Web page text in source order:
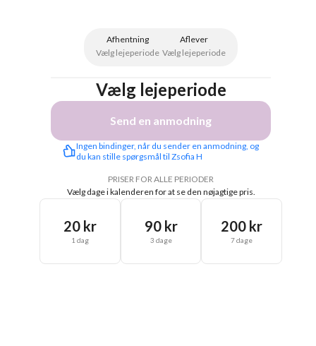
Afhentning
Vælg lejeperiode
Aflever
Vælg lejeperiode
Vælg lejeperiode
Send en anmodning
Ingen bindinger, når du sender en anmodning, og
du kan stille spørgsmål til Zsofia H
PRISER FOR ALLE PERIODER
Vælg dage i kalenderen for at se den nøjagtige pris.
20 kr
1 dag
90 kr
3 dage
200 kr
7 dage